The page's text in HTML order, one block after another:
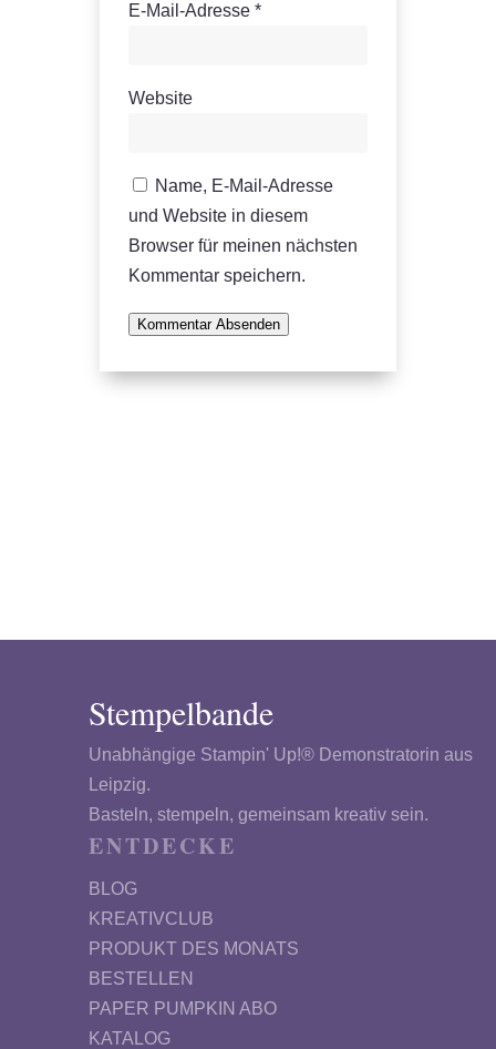
E-Mail-Adresse*
Website
Name, E-Mail-Adresse
und Website in diesem
Browser für meinen nächsten
Kommentar speichern.
Kommentar Absenden
Stempelbande
Unabhängige Stampin' Up!® Demonstratorin aus
Leipzig.
Basteln, stempeln, gemeinsam kreativ sein.
ENTDECKE
BLOG
KREATIVCLUB
PRODUKT DES MONATS
BESTELLEN
PAPER PUMPKIN ABO
KATALOG